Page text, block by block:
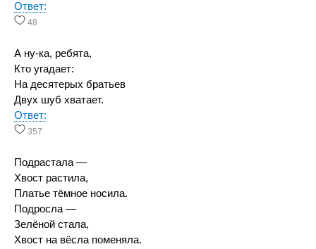
Ответ:
48
А ну-ка, ребята,
Кто угадает:
На десятерых братьев
Двух шуб хватает.
Ответ:
357
Подрастала —
Хвост растила,
Платье тёмное носила.
Подросла —
Зелёной стала,
Хвост на вёсла поменяла.